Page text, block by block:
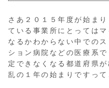
さあ２０１５年度が始ま
ている事業所にとっては
なるかわからない中での
ション病院などの医療系
定できなくなる都道府県
乱の１年の始まりですって